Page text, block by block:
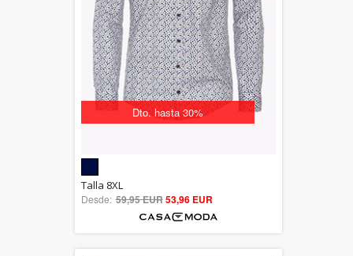
Dto. hasta 30%
out of 5
Talla 8XL
Desde: 59,95 EUR53,96 EUR